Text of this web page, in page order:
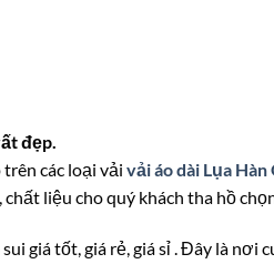
đẹp.
trên các loại vải vải áo dài Lụa Hàn
chất liệu cho quý khách tha hồ
giá tốt, giá rẻ, giá sỉ . Đây là